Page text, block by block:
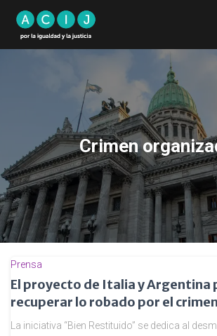
Crimen
Prensa
El proyecto de Italia y Argentina
recuperar lo robado por el
La iniciativa “Bien Restituido” se dedica al